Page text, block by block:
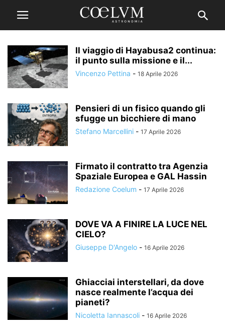
Il viaggio di Hayabusa2 continua:
il punto sulla missione e il...
Vincenzo Pettina - 18 Aprile 2026
Pensieri di un fisico quando gli
sfugge un bicchiere di mano
Stefano Marcellini - 17 Aprile 2026
Firmato il contratto tra Agenzia
Spaziale Europea e GAL Hassin
Redazione Coelum - 17 Aprile 2026
DOVE VA A FINIRE LA LUCE NEL
CIELO?
Giuseppe D'Angelo - 16 Aprile 2026
Ghiacciai interstellari, da dove
nasce realmente l’acqua dei
pianeti?
Nicoletta Iannascoli - 16 Aprile 2026